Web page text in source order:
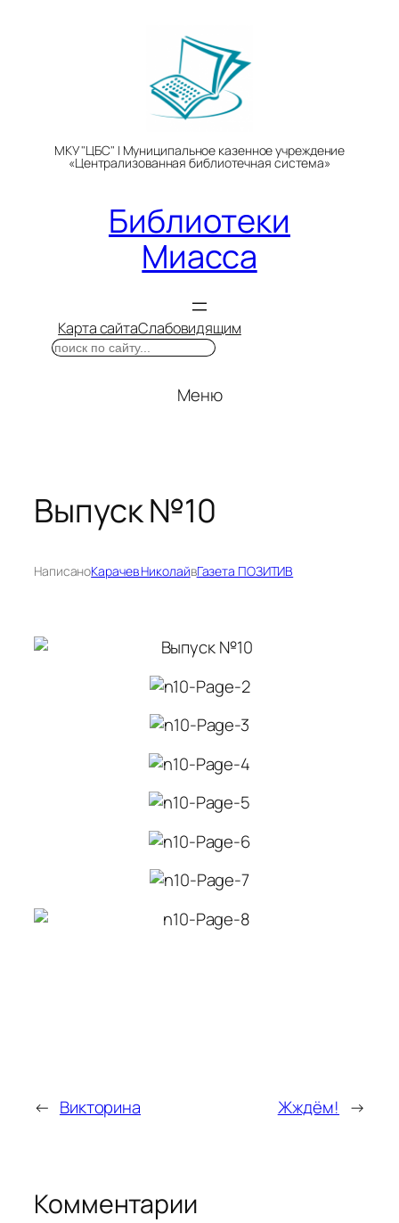
МКУ "ЦБС" | Муниципальное казенное учреждение
«Централизованная библиотечная система»
Библиотеки
Миасса
Карта сайтаСлабовидящим
Поиск
Меню
Выпуск №10
НаписаноКарачев НиколайвГазета ПОЗИТИВ
← Викторина Жждём! →
Комментарии